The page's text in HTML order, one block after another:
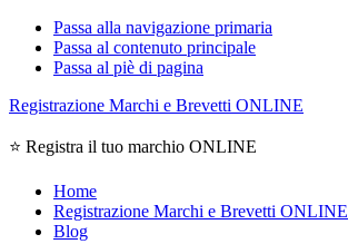
Passa alla navigazione primaria
Passa al contenuto principale
Passa al piè di pagina
Registrazione Marchi e Brevetti ONLINE
⭐ Registra il tuo marchio ONLINE
Home
Registrazione Marchi e Brevetti ONLINE
Blog